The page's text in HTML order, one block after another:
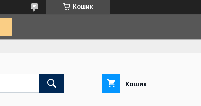
Кошик
Кошик